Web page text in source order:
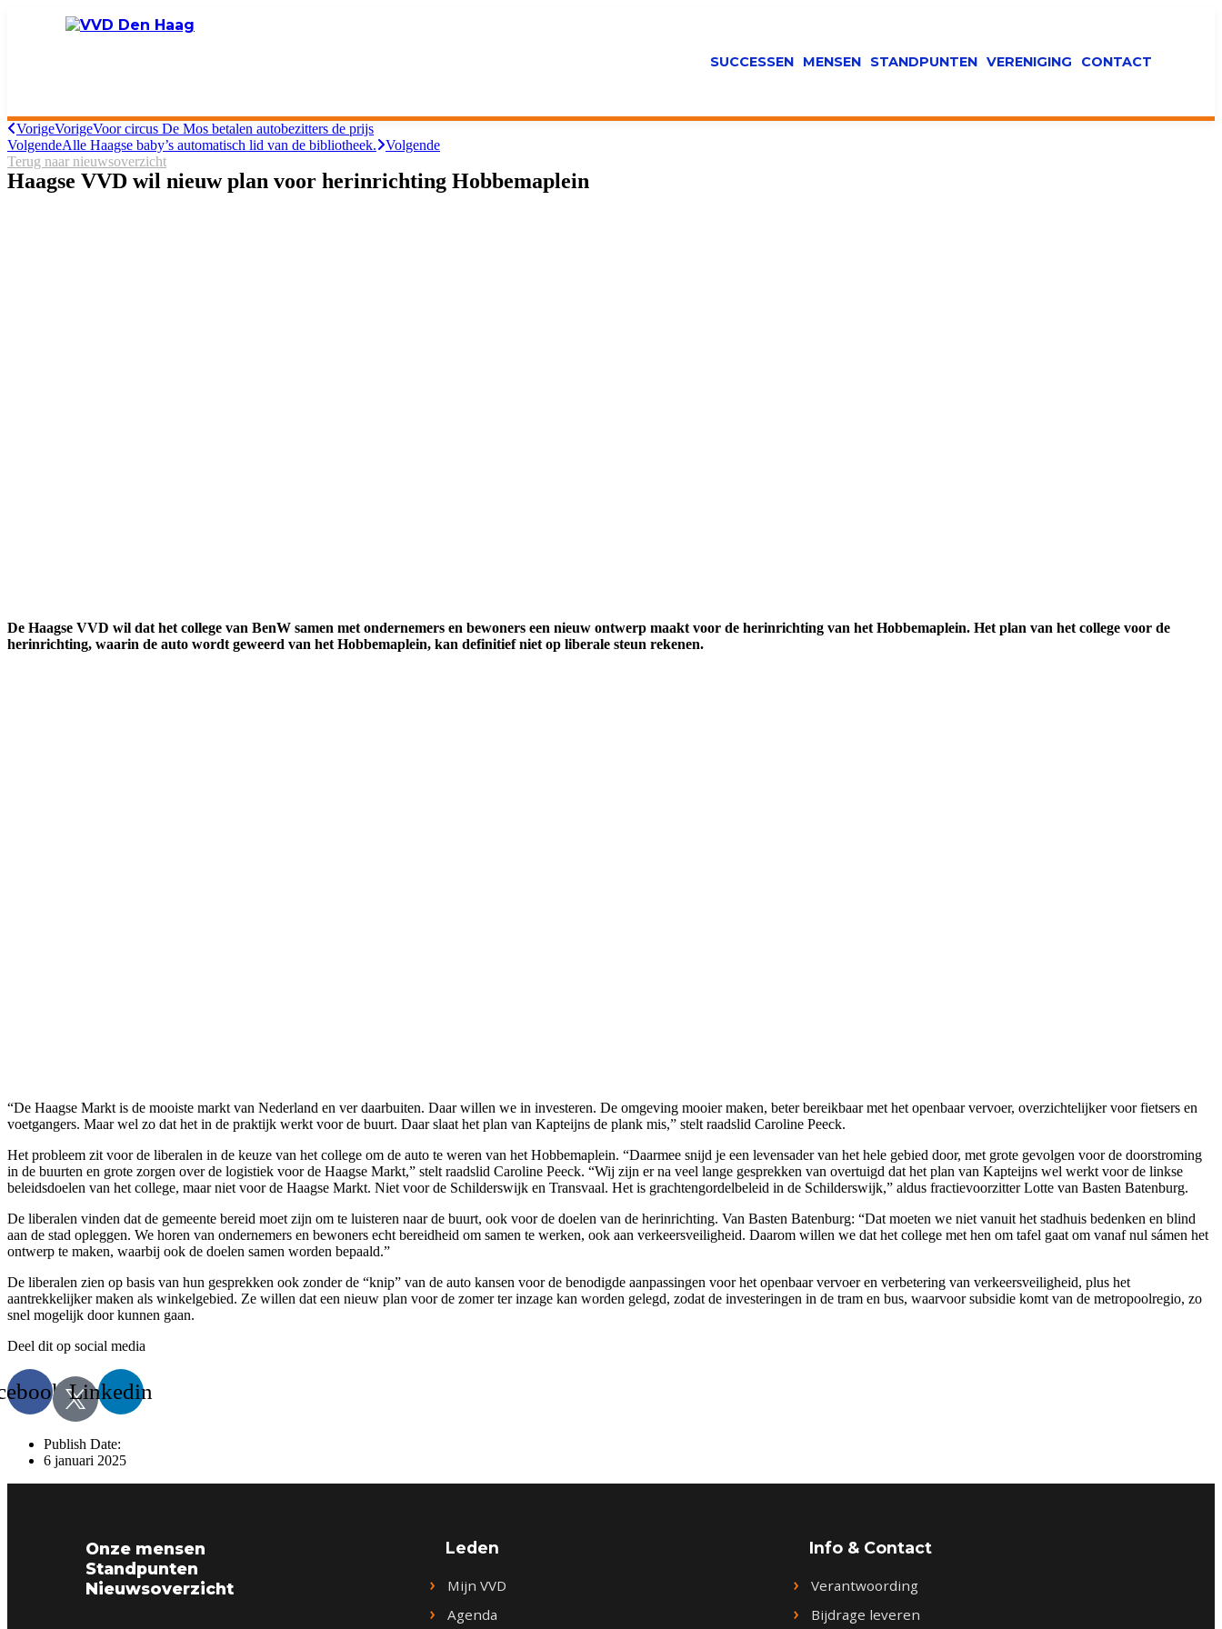
SUCCESSEN MENSEN STANDPUNTEN VERENIGING CONTACT
VorigeVorigeVoor circus De Mos betalen autobezitters de prijs
VolgendeAlle Haagse baby’s automatisch lid van de bibliotheek.
Volgende
Terug naar nieuwsoverzicht
Haagse VVD wil nieuw plan voor herinrichting Hobbemaplein
De Haagse VVD wil dat het college van BenW samen met ondernemers en bewoners een nieuw ontwerp maakt voor de herinrichting van het Hobbemaplein. Het plan van het college voor de
herinrichting, waarin de auto wordt geweerd van het Hobbemaplein, kan definitief niet op liberale steun rekenen.
“De Haagse Markt is de mooiste markt van Nederland en ver daarbuiten. Daar willen we in investeren. De omgeving mooier maken, beter bereikbaar met het openbaar vervoer, overzichtelijker voor fietsers en
voetgangers. Maar wel zo dat het in de praktijk werkt voor de buurt. Daar slaat het plan van Kapteijns de plank mis,” stelt raadslid Caroline Peeck.
Het probleem zit voor de liberalen in de keuze van het college om de auto te weren van het Hobbemaplein. “Daarmee snijd je een levensader van het hele gebied door, met grote gevolgen voor de doorstroming
in de buurten en grote zorgen over de logistiek voor de Haagse Markt,” stelt raadslid Caroline Peeck. “Wij zijn er na veel lange gesprekken van overtuigd dat het plan van Kapteijns wel werkt voor de linkse
beleidsdoelen van het college, maar niet voor de Haagse Markt. Niet voor de Schilderswijk en Transvaal. Het is grachtengordelbeleid in de Schilderswijk,” aldus fractievoorzitter Lotte van Basten Batenburg.
De liberalen vinden dat de gemeente bereid moet zijn om te luisteren naar de buurt, ook voor de doelen van de herinrichting. Van Basten Batenburg: “Dat moeten we niet vanuit het stadhuis bedenken en blind
aan de stad opleggen. We horen van ondernemers en bewoners echt bereidheid om samen te werken, ook aan verkeersveiligheid. Daarom willen we dat het college met hen om tafel gaat om vanaf nul sámen het
ontwerp te maken, waarbij ook de doelen samen worden bepaald.”
De liberalen zien op basis van hun gesprekken ook zonder de “knip” van de auto kansen voor de benodigde aanpassingen voor het openbaar vervoer en verbetering van verkeersveiligheid, plus het
aantrekkelijker maken als winkelgebied. Ze willen dat een nieuw plan voor de zomer ter inzage kan worden gelegd, zodat de investeringen in de tram en bus, waarvoor subsidie komt van de metropoolregio, zo
snel mogelijk door kunnen gaan.
Deel dit op social media
Linkedin
Publish Date:
6 januari 2025
Onze mensen
Standpunten
Nieuwsoverzicht
Leden
Mijn VVD
Agenda
Info & Contact
Verantwoording
Bijdrage leveren